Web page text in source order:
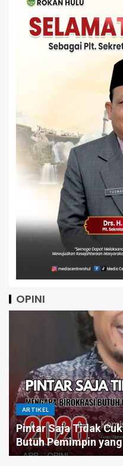
OPINI
Mengapa Birokrasi
Jago Eksekusi